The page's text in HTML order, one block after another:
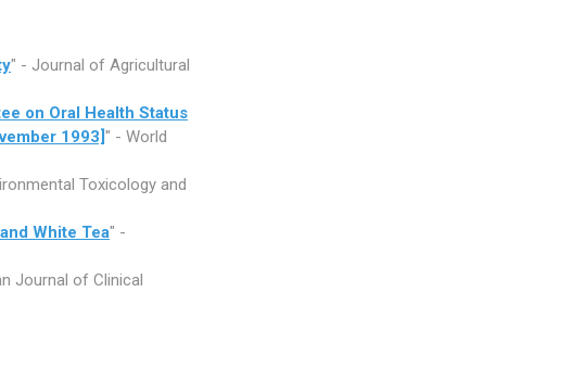
" - Journal of Agricultural
on Oral Health Status
1993]‎" - World
Toxicology and
White Tea" -
Journal of Clinical